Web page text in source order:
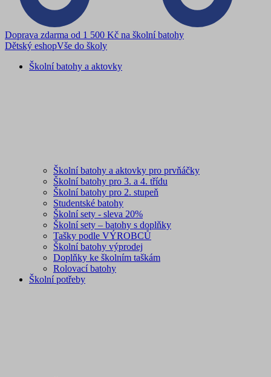
Doprava zdarma od 1 500 Kč na školní batohy
Dětský eshopVše do školy
Školní batohy a aktovky
Školní batohy a aktovky pro prvňáčky
Školní batohy pro 3. a 4. třídu
Školní batohy pro 2. stupeň
Studentské batohy
Školní sety - sleva 20%
Školní sety – batohy s doplňky
Tašky podle VÝROBCŮ
Školní batohy výprodej
Doplňky ke školním taškám
Rolovací batohy
Školní potřeby